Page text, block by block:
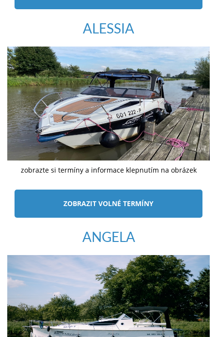
ALESSIA
zobrazte si termíny a informace klepnutím na obrázek
ZOBRAZIT VOLNÉ TERMÍNY
ANGELA